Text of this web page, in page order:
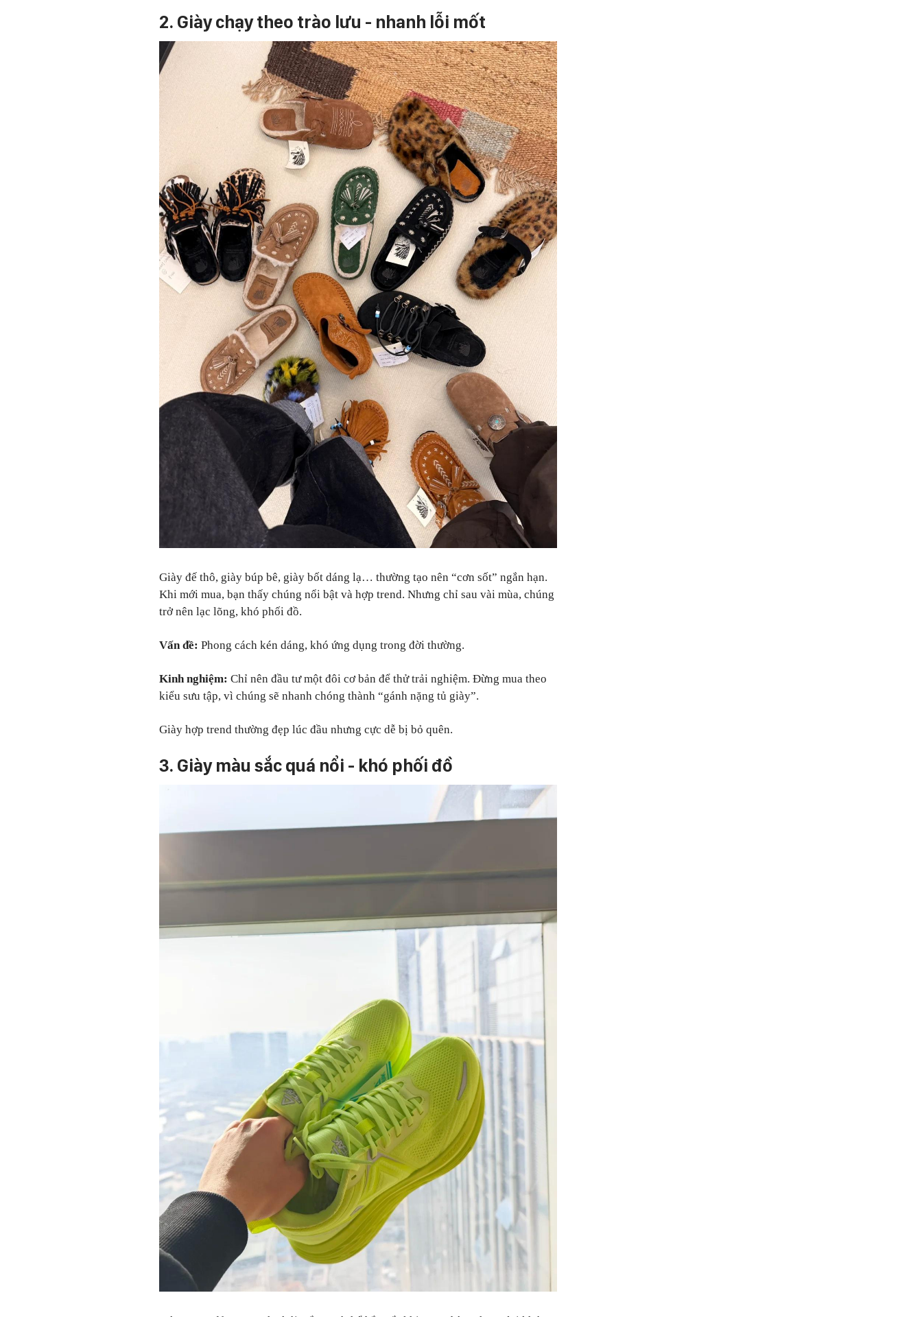
2. Giày chạy theo trào lưu - nhanh lỗi mốt
Giày đế thô, giày búp bê, giày bốt dáng lạ… thường tạo nên “cơn sốt” ngắn hạn.
Khi mới mua, bạn thấy chúng nổi bật và hợp trend. Nhưng chỉ sau vài mùa, chúng
trở nên lạc lõng, khó phối đồ.
Vấn đề: Phong cách kén dáng, khó ứng dụng trong đời thường.
Kinh nghiệm: Chỉ nên đầu tư một đôi cơ bản để thử trải nghiệm. Đừng mua theo
kiểu sưu tập, vì chúng sẽ nhanh chóng thành “gánh nặng tủ giày”.
Giày hợp trend thường đẹp lúc đầu nhưng cực dễ bị bỏ quên.
3. Giày màu sắc quá nổi - khó phối đồ